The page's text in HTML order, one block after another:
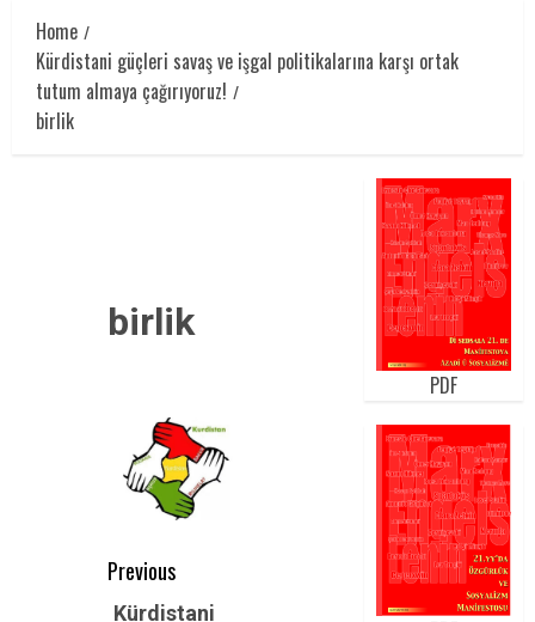
Home
Kürdistani güçleri savaş ve işgal politikalarına karşı ortak
tutum almaya çağırıyoruz!
birlik
birlik
Post
Previous
Previous
Kürdistani
PDF